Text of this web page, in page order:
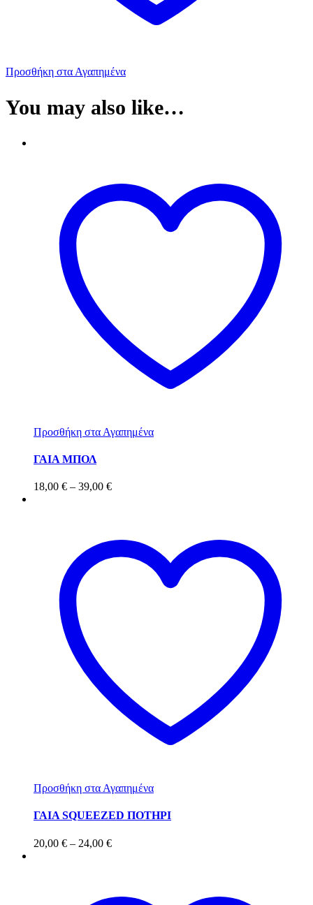
Προσθήκη στα Αγαπημένα
You may also like…
Προσθήκη στα Αγαπημένα
ΓΑΙΑ ΜΠΟΛ
18,00 € – 39,00 €
Προσθήκη στα Αγαπημένα
ΓΑΙΑ SQUEEZED ΠΟΤΗΡΙ
20,00 € – 24,00 €